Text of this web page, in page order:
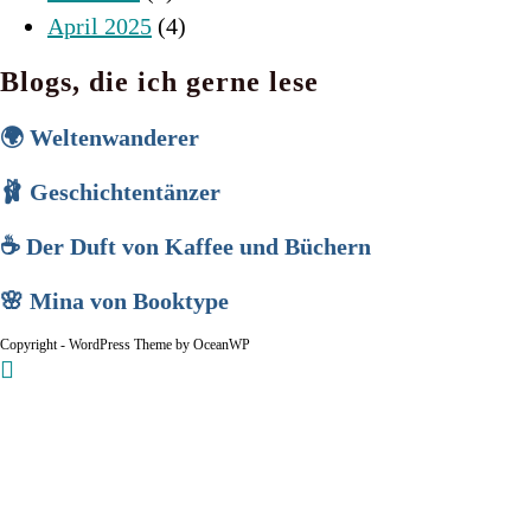
April 2025 (4)
Blogs, die ich gerne lese
🌍 Weltenwanderer
🩰 Geschichtentänzer
☕ Der Duft von Kaffee und Büchern
🌸 Mina von Booktype
Copyright - WordPress Theme by OceanWP